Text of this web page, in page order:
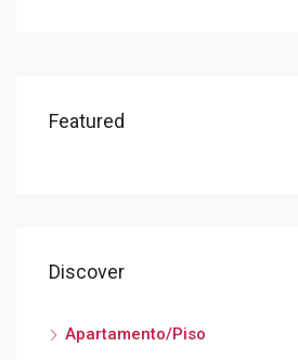
Featured
Discover
Apartamento/Piso